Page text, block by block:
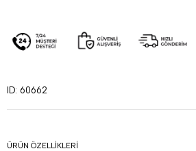
ID: 60662
ÜRÜN ÖZELLIKLERI